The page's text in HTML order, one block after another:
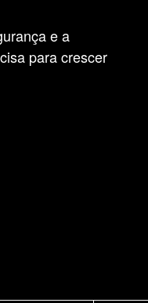
e a
para crescer